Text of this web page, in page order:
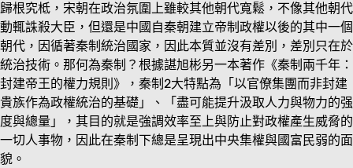
歸根究柢，宋朝在政治氛圍上雖較其他朝代寬鬆，不像其他朝代
動輒誅殺大臣，但還是中國自秦朝建立帝制政權以後的其中一個
朝代，因循著秦制統治國家，因此本質並沒有差別，差別只在於
統治技術。那何為秦制？根據諶旭彬另一本著作《秦制兩千年：
封建帝王的權力規則》，秦制2大特點為「以官僚集團而非封建
貴族作為政權統治的基礎」、「盡可能提升汲取人力與物力的强
度與總量」，其目的就是強調效率至上與防止對政權產生威脅的
一切人事物，因此在秦制下總是呈現出中央集權與國富民弱的面
貌。